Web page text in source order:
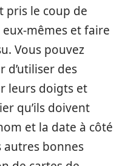
pris le coup de
mêmes et faire
Vous pouvez
d’utiliser des
leurs doigts et
qu’ils doivent
et la date à côté
autres bonnes